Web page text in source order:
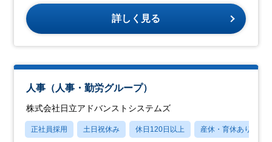
詳しく見る
人事（人事・勤労グループ）
株式会社日立アドバンストシステムズ
正社員採用 土日祝休み 休日120日以上 産休・育休あり